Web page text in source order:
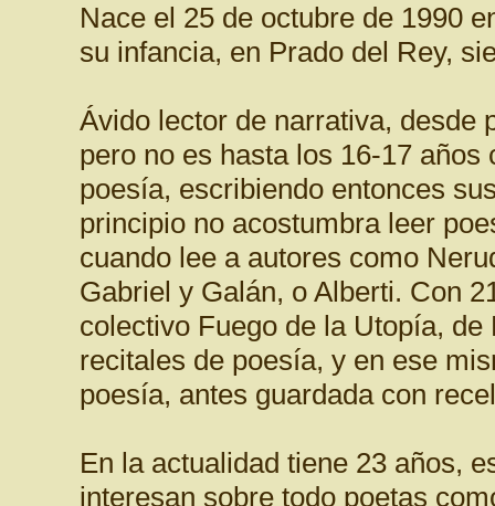
Nace el 25 de octubre de 1990
su infancia, en Prado del Rey,
Ávido lector de narrativa, desde
pero no es hasta los 16-17
poesía, escribiendo entonces
principio no acostumbra leer
cuando lee a autores como
Gabriel y Galán, o Alberti. Con
colectivo Fuego de la Utopía,
recitales de poesía, y en ese
poesía, antes guardada con
En la actualidad tiene 23 años,
interesan sobre todo poetas